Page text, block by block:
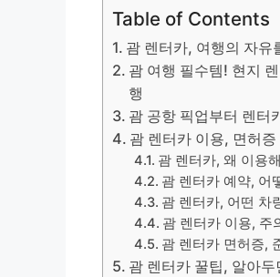
Table of Contents
괌 렌터카, 여행의 자유
괌 여행 필수템! 현지
행
괌 공항 픽업부터 렌터
괌 렌터카 이용, 면허
괌 렌터카, 왜 이용
괌 렌터카 예약, 어
괌 렌터카, 어떤 차
괌 렌터카 이용, 주
괌 렌터카 면허증,
괌 렌터카 꿀팁, 알아